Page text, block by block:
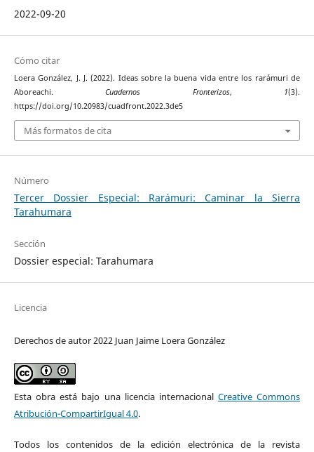
2022-09-20
Cómo citar
Loera González, J. J. (2022). Ideas sobre la buena vida entre los rarámuri de
Aboreachi.Cuadernos Fronterizos, 1(3).
https://doi.org/10.20983/cuadfront.2022.3de5
Más formatos de cita
Número
Tercer Dossier Especial: Rarámuri: Caminar la Sierra
Tarahumara
Sección
Dossier especial: Tarahumara
Licencia
Derechos de autor 2022 Juan Jaime Loera González
Esta obra está bajo una licencia internacional Creative Commons
Atribución-CompartirIgual 4.0.
Todos los contenidos de la edición electrónica de la revista